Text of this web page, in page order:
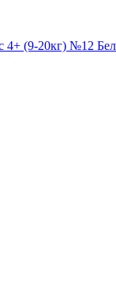
4+ (9-20кг) №12